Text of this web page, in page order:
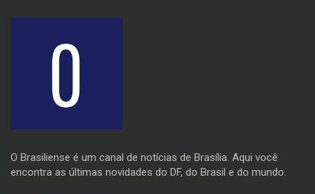
O Brasiliense é um canal de notícias de Brasília. Aqui você
encontra as últimas novidades do DF, do Brasil e do mundo.